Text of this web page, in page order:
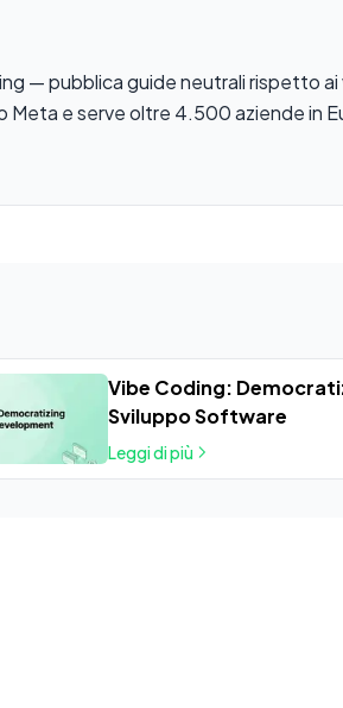
— pubblica guide neutrali rispetto ai
e serve oltre 4.500 aziende in
Vibe Coding:
Sviluppo Software
Leggi di più